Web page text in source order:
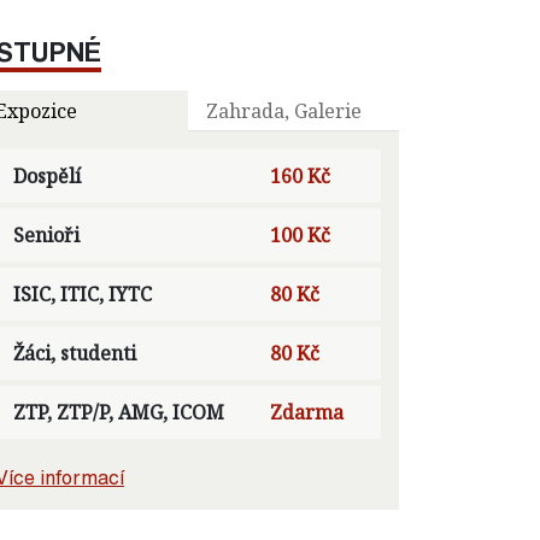
Zahrada, Galerie
Dospělí 160 Kč
Senioři 100 Kč
ISIC, ITIC, IYTC 80 Kč
Žáci, studenti 80 Kč
ZTP, ZTP/P, AMG, ICOM Zdarma
informací